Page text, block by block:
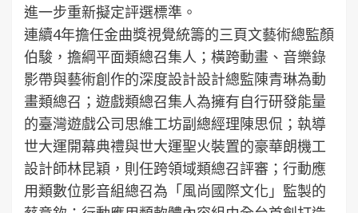
進一步重新擬定評選標準。
連續4年擔任金曲獎視覺統籌的三頁文藝術總監顏
伯駿，擔綱平面類總召集人；橫跨動畫、音樂錄
影帶與藝術創作的深度設計設計總監陳青琳為動
畫類總召；遊戲類總召集人為擁有自行研發能量
的臺灣遊戲公司思維工坊副總經理陳思侃；執導
世大運開幕典禮與世大運聖火裝置的豪華朗機工
設計師林昆穎，則任跨領域類總召評審；行動應
用類數位影音組總召為「風尚國際文化」監製的